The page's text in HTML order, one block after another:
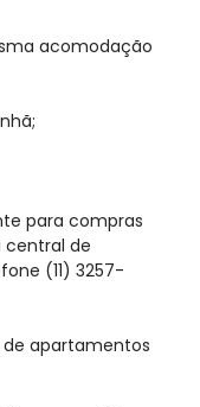
acomodação
para compras
central de
(11) 3257-
de apartamentos